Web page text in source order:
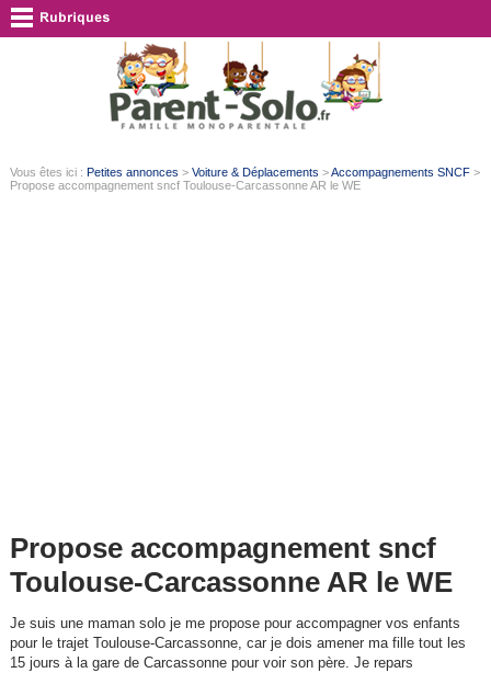
Vous êtes ici : Petites annonces > Voiture & Déplacements >Accompagnements SNCF>
Propose accompagnement sncf Toulouse-Carcassonne AR le WE
Propose accompagnement sncf
Toulouse-Carcassonne AR le WE
Je suis une maman solo je me propose pour accompagner vos enfants
pour le trajet Toulouse-Carcassonne, car je dois amener ma fille tout les
15 jours à la gare de Carcassonne pour voir son père. Je repars